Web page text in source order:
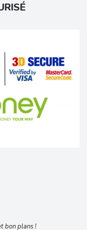
bon plans !